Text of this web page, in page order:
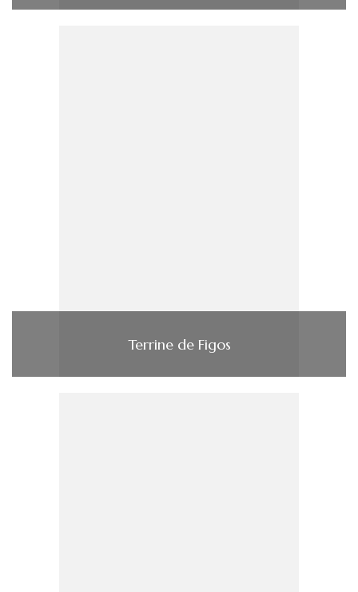
Terrine de Figos